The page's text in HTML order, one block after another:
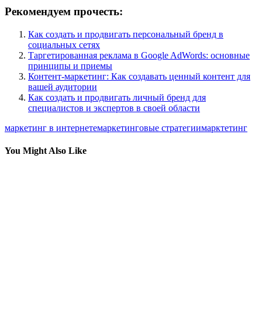
Рекомендуем прочесть:
Как создать и продвигать персональный бренд в
социальных сетях
Таргетированная реклама в Google AdWords: основные
принципы и приемы
Контент-маркетинг: Как создавать ценный контент для
вашей аудитории
Как создать и продвигать личный бренд для
специалистов и экспертов в своей области
маркетинг в интернетемаркетинговые стратегиимарктетинг
You Might Also Like